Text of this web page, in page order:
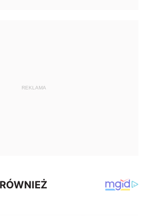
REKLAMA